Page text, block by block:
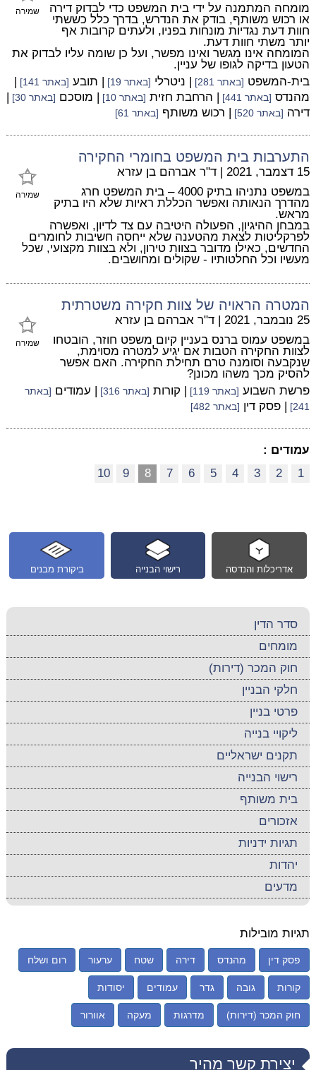
שמירה
מומחה המתמנה על ידי בית המשפט כדי לבדוק דירה
או רכוש משותף, בודק את הנדרש, בדרך כלל כששתי
חוות דעת נגדיות מונחות בפניו, ולעתים קרובות אף
יותר משתי חוות דעת.
המומחה אינו מגשר ואינו מפשר, ועל כן שומה עליו לבדוק את
הטעון בדיקה לגופו של עניין.
בית-המשפט [באתר 281] | ניטרלי [באתר 19] | תובע [באתר 141]
|
מהנדס [באתר 441] | הרחבת חזית [באתר 10] | מוסכם [באתר 30]
|
דירה [באתר 520] | רכוש משותף [באתר 61]
התערבות בית המשפט בחומרי החקירה
שמירה
15 דצמבר, 2021 | ד"ר אברהם בן עזרא
במשפט נתניהו בתיק 4000 – בית המשפט חרג
מהדרך הנאותה ואפשר הכללת ראיות שלא היו בתיק
מראש.
במבחן ההיגיון, הפעולה היטיבה עם צד לדיון, ואפשרה
לפרקליטות לצאת מהטענה שלא ייחסה חשיבות לחומרים
החדשים, כאילו מדובר בצוות טירון, ולא בצוות מקצועי, שכל
מעשיו וכל החלטותיו - שקולים ומחושבים.
המטרה הראויה של צוות חקירה משטרתית
שמירה
25 נובמבר, 2021 | ד"ר אברהם בן עזרא
במשפט עמוס ברנס בעניין קיום משפט חוזר, הובטחו
לצוות החקירה הטבות אם יגיע למטרה מסוימת,
שנקבעה וסומנה טרם תחילת החקירה. האם אפשר
להסיק מכך משהו מכונן?
פרשת השבוע [באתר 119] | קורות [באתר 316] | עמודים [באתר
241]
| פסק דין [באתר 482]
עמודים :
1
2
3
4
5
6
7
8
9
10
ביקורת מבנים רישוי הבנייה אדריכלות והנדסה
סדר הדין
מומחים
חוק המכר (דירות)
חלקי הבניין
פרטי בניין
ליקויי בנייה
תקנים ישראליים
רישוי הבנייה
בית משותף
אזכורים
תגיות ידניות
יהדות
מדעים
תגיות מובילות
פסק דין מהנדס דירה שטח ערעור רום ושלח
קורות גובה גדר עמודים יסודות
חוק המכר (דירות) מדרגות מעקה אוורור
יצירת קשר מהיר